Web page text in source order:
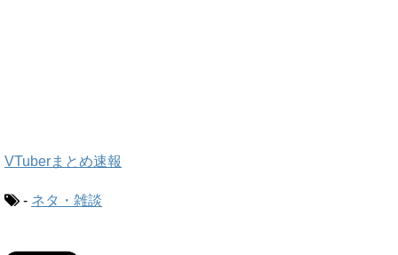
VTuberまとめ速報
- ネタ・雑談